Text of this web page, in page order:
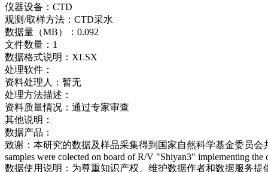
仪器设备： CTD
观测/取样方法： CTD采水
数据量（MB）： 0.092
文件数量： 1
数据格式说明： XLSX
处理软件：
资料处理人： 暂无
处理方法描述：
资料质量情况： 通过专家审查
其他说明：
数据产品：
致谢： 本研究的数据及样品采集得到国家自然科学基金委员会
samples were colected on board of R/V "Shiyan3" implementing
数据使用说明： 为尊重知识产权、维护数据作者和数据服务